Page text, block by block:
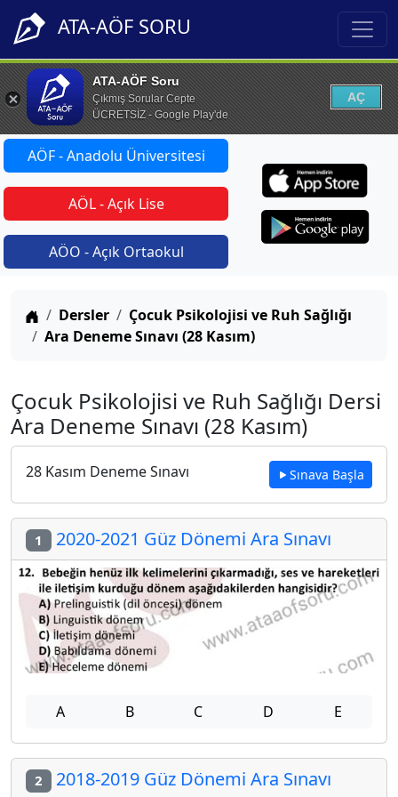
ATA-AÖF SORU
ATA-AÖF Soru
Çıkmış Sorular Cepte
ÜCRETSİZ - Google Play'de
AÇ
AÖF - Anadolu Üniversitesi
AÖL - Açık Lise
AÖO - Açık Ortaokul
Anasayfa
Dersler
Çocuk Psikolojisi ve Ruh Sağlığı
Ara Deneme Sınavı (28 Kasım)
Çocuk Psikolojisi ve Ruh Sağlığı Dersi
Ara Deneme Sınavı (28 Kasım)
28 Kasım Deneme Sınavı Sınava Başla
1 2020-2021 Güz Dönemi Ara Sınavı
A B C D E
2 2018-2019 Güz Dönemi Ara Sınavı